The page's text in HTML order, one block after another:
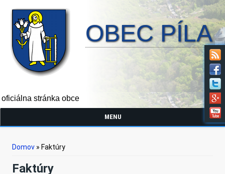
OBEC PÍLA
oficiálna stránka obce
MENU
Nachádzate sa tu
Domov » Faktúry
Faktúry